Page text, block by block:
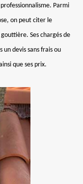
Parmi
on peut citer le
Ses chargés de
devis sans frais ou
que ses prix.